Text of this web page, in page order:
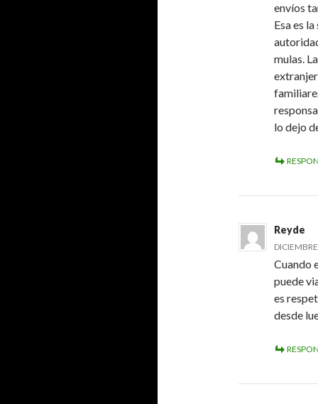
envíos
Esa es
mulas.
lo dejo
Reyde
Cuando
puede
es
desde